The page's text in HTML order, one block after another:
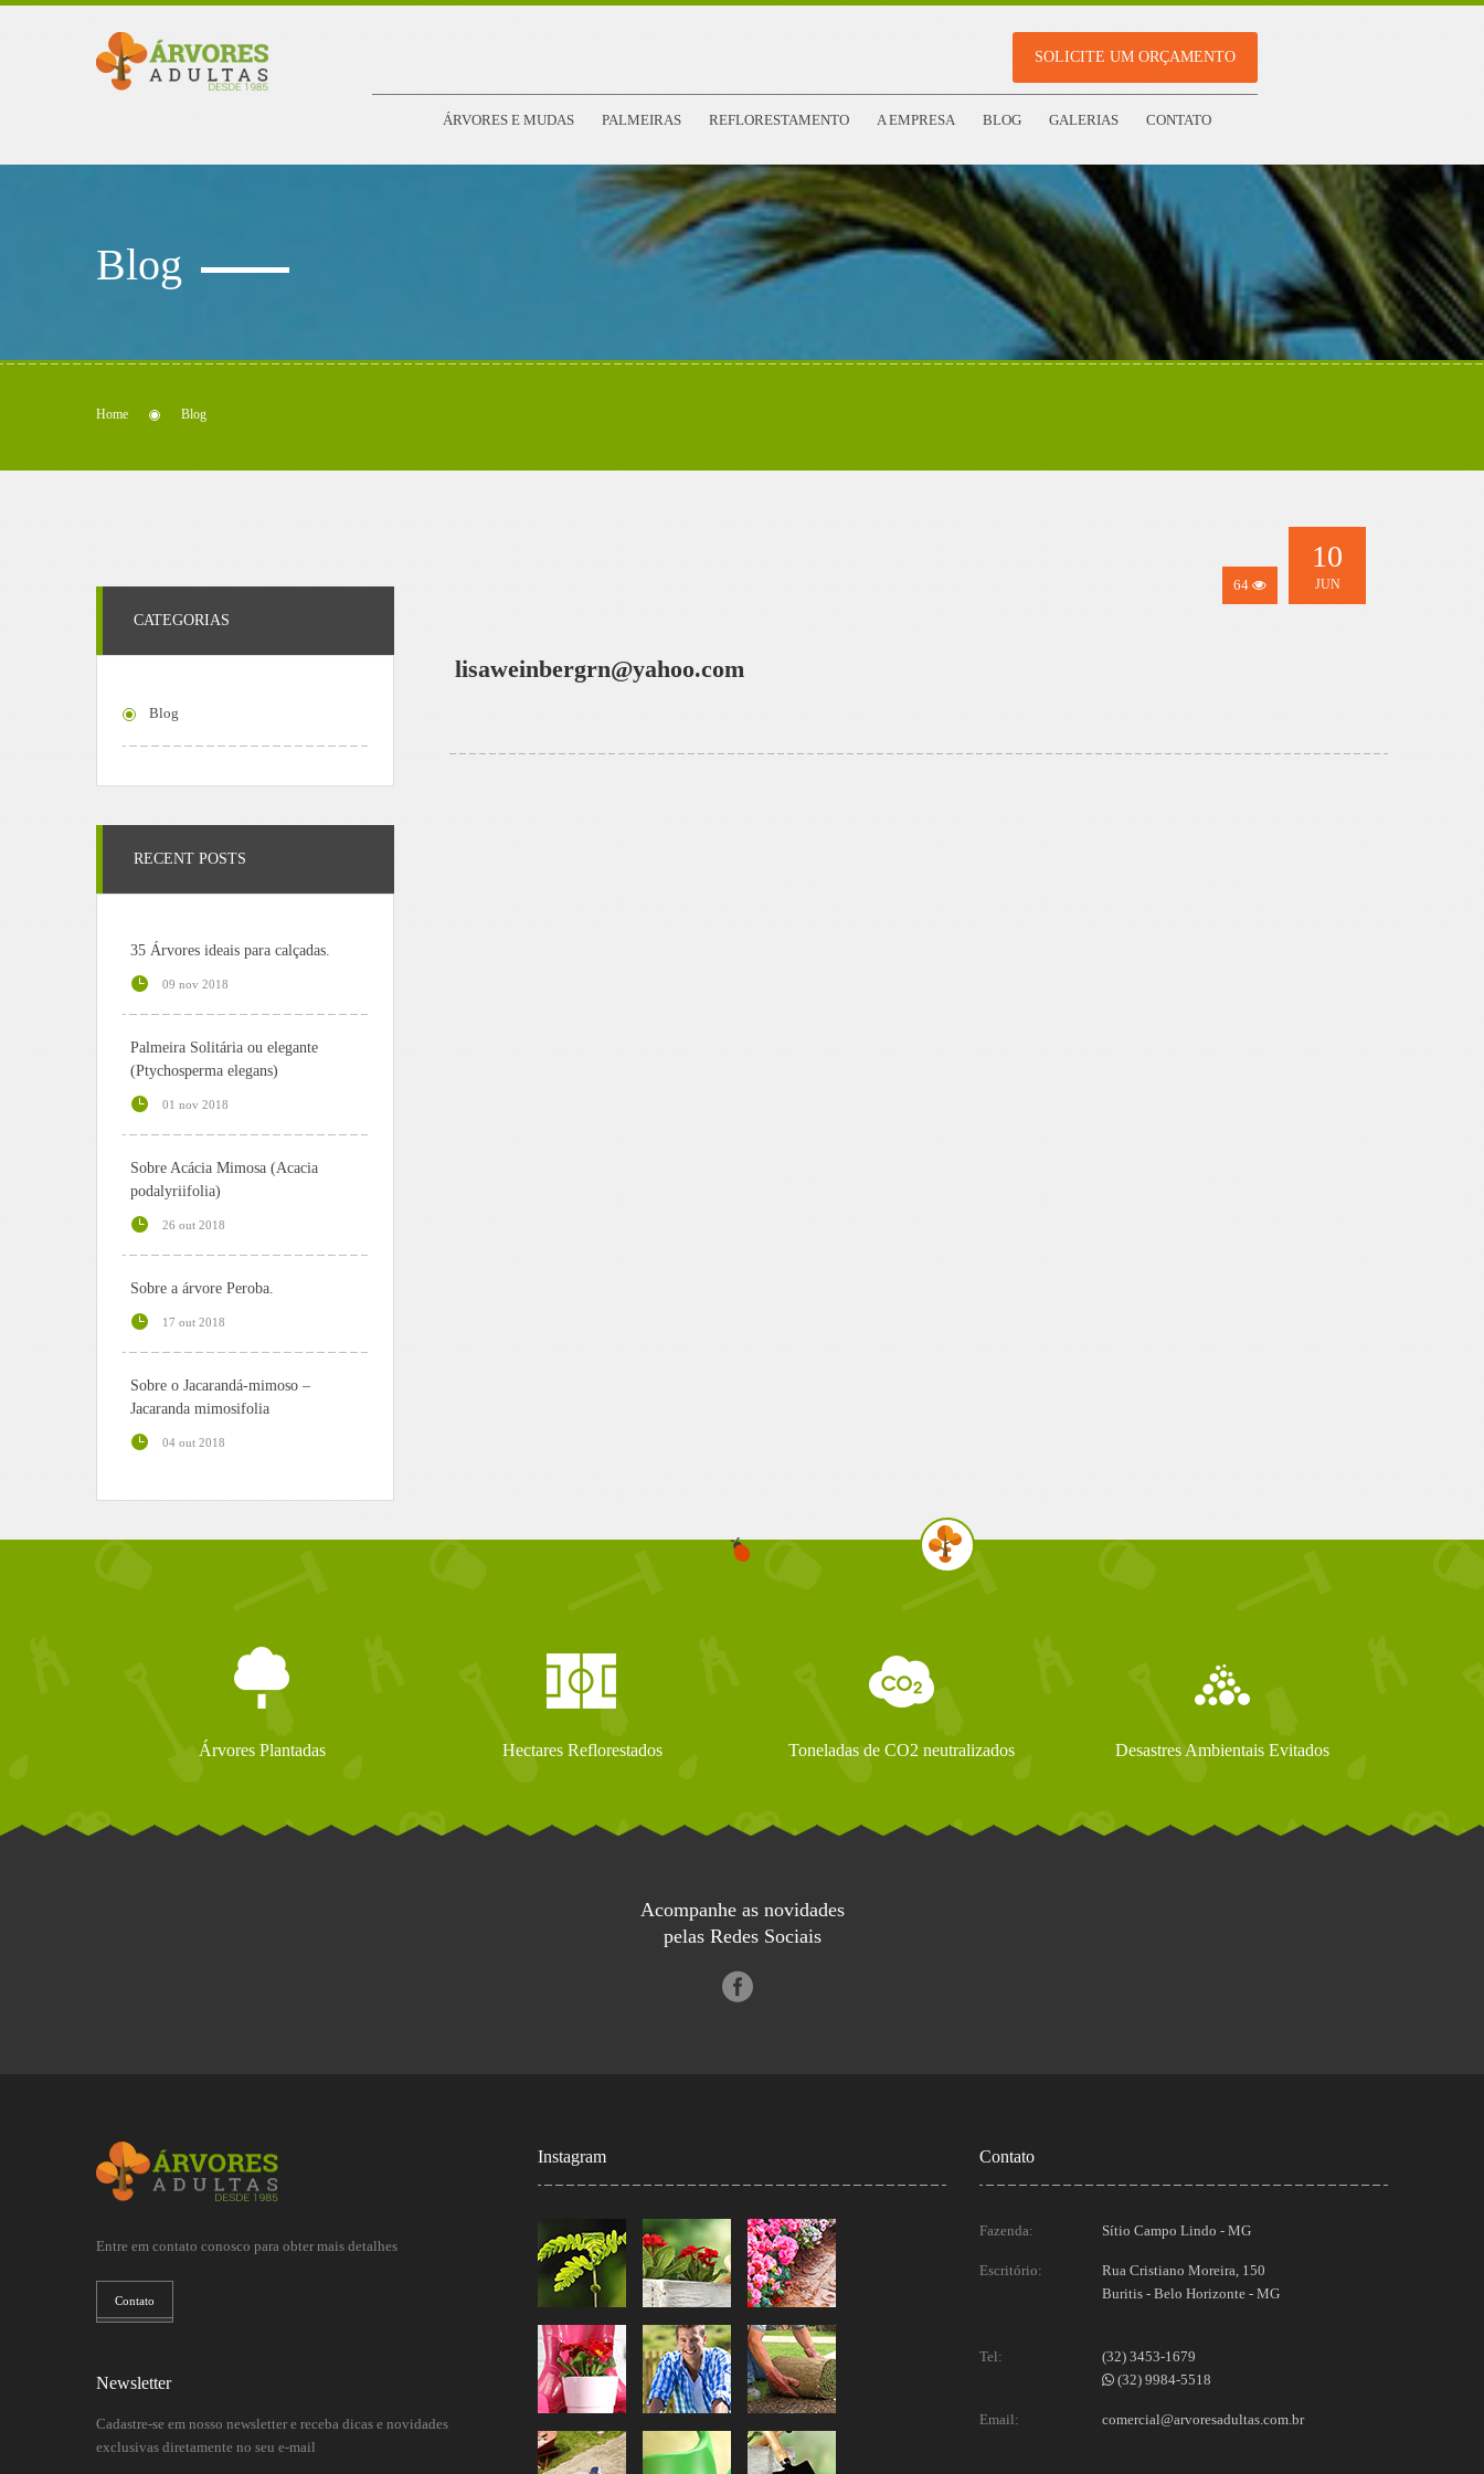
SOLICITE UM ORÇAMENTO
ÁRVORES E MUDAS PALMEIRAS REFLORESTAMENTO A EMPRESA BLOG GALERIAS CONTATO
Blog
Home Blog
64
10
JUN
lisaweinbergrn@yahoo.com
CATEGORIAS
Blog
RECENT POSTS
35 Árvores ideais para calçadas.
09 nov 2018
Palmeira Solitária ou elegante
(Ptychosperma elegans)
01 nov 2018
Sobre Acácia Mimosa (Acacia
podalyriifolia)
26 out 2018
Sobre a árvore Peroba.
17 out 2018
Sobre o Jacarandá-mimoso –
Jacaranda mimosifolia
04 out 2018
Árvores Plantadas Hectares Reflorestados Toneladas de CO2 neutralizados Desastres Ambientais Evitados
Acompanhe as novidades
pelas Redes Sociais
Entre em contato conosco para obter mais detalhes
Contato
Newsletter
Cadastre-se em nosso newsletter e receba dicas e novidades
exclusivas diretamente no seu e-mail
Instagram Contato
Fazenda: Sítio Campo Lindo - MG
Escritório:
Rua Cristiano Moreira, 150
Buritis - Belo Horizonte - MG
Tel:
(32) 3453-1679
(32) 9984-5518
Email: comercial@arvoresadultas.com.br